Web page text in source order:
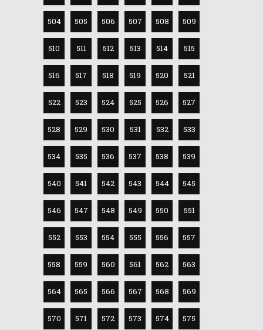
504 505 506 507 508 509
510 511 512 513 514 515
516 517 518 519 520 521
522 523 524 525 526 527
528 529 530 531 532 533
534 535 536 537 538 539
540 541 542 543 544 545
546 547 548 549 550 551
552 553 554 555 556 557
558 559 560 561 562 563
564 565 566 567 568 569
570 571 572 573 574 575